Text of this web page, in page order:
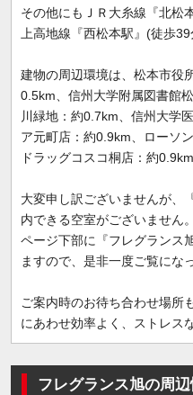
その他にもＪＲ大糸線『北松
上高地線『西松本駅』(徒歩
建物の周辺環境は、松本市役
0.5km、信州大学附属図書館
川緑地：約0.7km、信州大学
ア元町店：約0.9km、ローソ
ドラッグコスコ桐店：約
大変申し訳ございませんが、
内できる空室がございません。
ページ下部に『フレグランス
ますので、是非一度ご覧にな
ご案内時のお待ち合わせ場所
にあわせ効率よく、ストレス
フレグランス旭の周辺